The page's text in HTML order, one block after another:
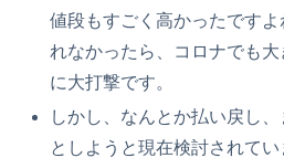
値段もすごく高かったです
れなかったら、コロナでも
に大打撃です。
しかし、なんとか払い戻し
としようと現在検討されてい